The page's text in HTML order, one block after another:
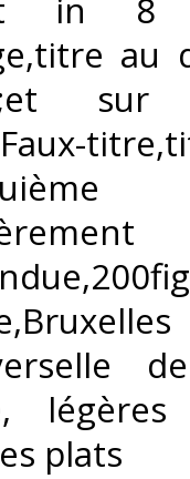
in 8
au
sur
légères
plats